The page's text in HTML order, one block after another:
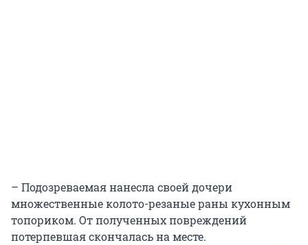
– Подозреваемая нанесла своей дочери
множественные колото-резаные раны кухонным
топориком. От полученных повреждений
потерпевшая скончалась на месте.